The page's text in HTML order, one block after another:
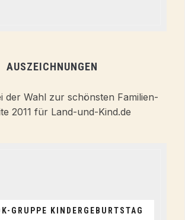
AUSZEICHNUNGEN
GRUPPE KINDERGEBURTSTAG